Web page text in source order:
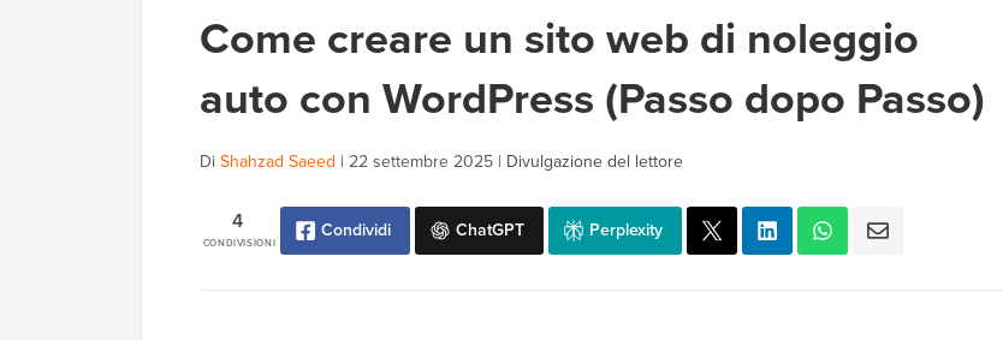
Come creare un sito web di noleggio
auto con WordPress (Passo dopo Passo)
DiShahzad Saeed | 22 settembre 2025 | Divulgazione del lettore
CONDIVISIONI
4 Condividi ChatGPT Perplexity